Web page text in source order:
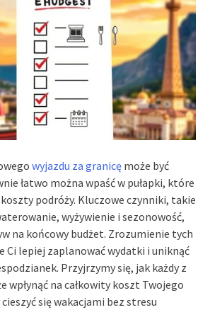
wyjazdu za granicę może być
łatwo można wpaść w pułapki, które
podróży. Kluczowe czynniki, takie
wyżywienie i sezonowość,
na końcowy budżet. Zrozumienie tych
Ci lepiej zaplanować wydatki i uniknąć
Przyjrzymy się, jak każdy z
wpłynąć na całkowity koszt Twojego
się wakacjami bez stresu